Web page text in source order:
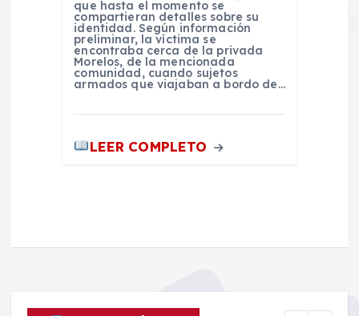
que hasta el momento se
compartieran detalles sobre su
identidad. Según información
preliminar, la víctima se
encontraba cerca de la privada
Morelos, de la mencionada
comunidad, cuando sujetos
armados que viajaban a bordo de…
LEER COMPLETO